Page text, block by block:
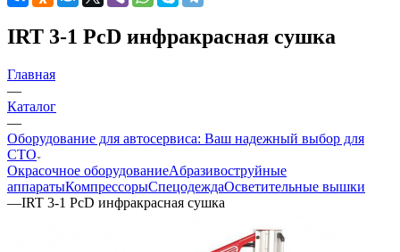
IRT 3-1 PcD инфракрасная сушка
Главная
—
Каталог
—
Оборудование для автосервиса: Ваш надежный выбор для
СТО
Окрасочное оборудованиеAбразивоструйные
аппаратыКомпрессорыСпецодеждаОсветительные вышки
—IRT 3-1 PcD инфракрасная сушка